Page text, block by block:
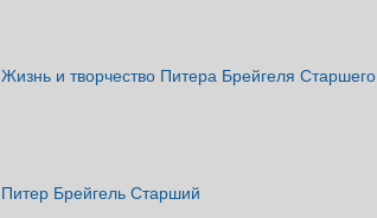
Жизнь и творчество Питера Брейгеля Старшего
Питер Брейгель Старший